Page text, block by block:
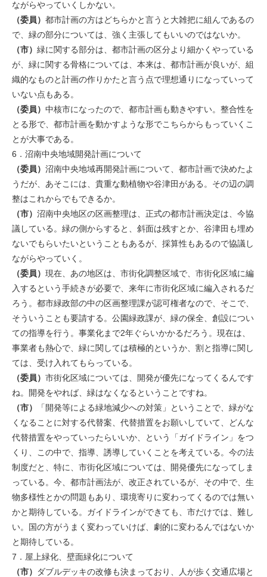
ながらやっていくしかない。
（委員） 都市計画の方はどちらかと言うと大雑把に組んであるの
で、緑の部分については、強く主張してもいいのではないか。
（市） 緑に関する部分は、都市計画の区分より細かくやっている
が、緑に関する骨格については、本来は、都市計画が良いが、組
織的なものと計画の作りかたと言う点で理想通りになっていって
いない点もある。
（委員） 中核市になったので、都市計画も動きやすい。整合性を
とる形で、都市計画を動かすような形でこちらからもっていくこ
とが大事である。
6．沼南中央地域開発計画について
（委員） 沼南中央地域再開発計画について、都市計画で決めたよ
うだが、あそこには、貴重な動植物や谷津田がある。その辺の調
整はこれからでもできるか。
（市） 沼南中央地区の区画整理は、正式の都市計画決定は、今協
議している。緑の側からすると、斜面は残すとか、谷津田も埋め
ないでもらいたいということもあるが、採算性もあるので協議し
ながらやっていく。
（委員） 現在、あの地区は、市街化調整区域で、市街化区域に編
入するという手続きが必要で、来年に市街化区域に編入されるだ
ろう。都市緑政部の中の区画整理課が認可権者なので、そこで、
そういうことも要請する。公園緑政課が、緑の保全、創設につい
ての指導を行う。事業化まで2年ぐらいかかるだろう。現在は、
事業者も熱心で、緑に関しては積極的というか、割と指導に関し
ては、受け入れてもらっている。
（委員） 市街化区域については、開発が優先になってくるんです
ね。開発をやれば、緑はなくなるということですね。
（市）
「開発等による緑地減少への対策」ということで、緑がな
くなることに対する代替案、代替措置をお願いしていて、どんな
代替措置をやっていったらいいか、という「ガイドライン」をつ
くり、この中で、指導、誘導していくことを考えている。今の法
制度だと、特に、市街化区域については、開発優先になってしま
っている。今、都市計画法が、改正されているが、その中で、生
物多様性とかの問題もあり、環境寄りに変わってくるのでは無い
かと期待している。ガイドラインができても、市だけでは、難し
い。国の方がうまく変わっていけば、劇的に変わるんではないか
と期待している。
7．屋上緑化、壁面緑化について
（市）
ダブルデッキの改修も決まっており、人が歩く交通広場と